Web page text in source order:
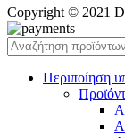
Copyright © 2021
Περιποίηση